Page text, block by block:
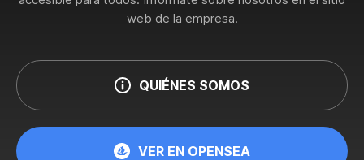
web de la empresa.
QUIÉNES SOMOS
VER EN OPENSEA